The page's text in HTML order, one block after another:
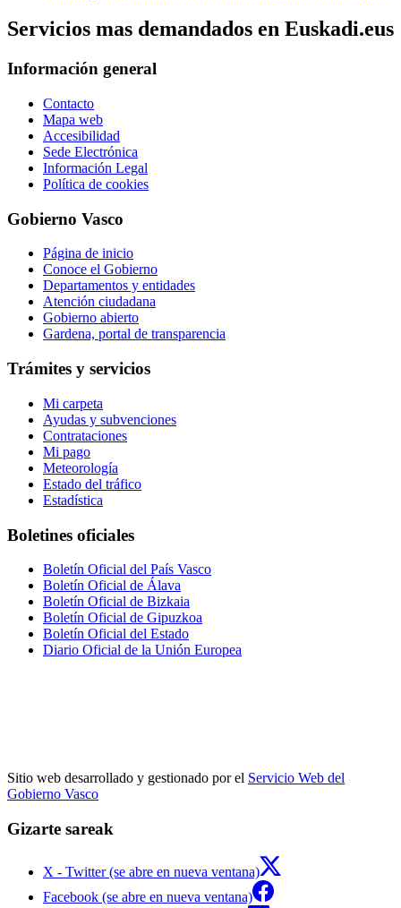
Servicios mas demandados en Euskadi.eus
Información general
Contacto
Mapa web
Accesibilidad
Sede Electrónica
Información Legal
Política de cookies
Gobierno Vasco
Página de inicio
Conoce el Gobierno
Departamentos y entidades
Atención ciudadana
Gobierno abierto
Gardena, portal de transparencia
Trámites y servicios
Mi carpeta
Ayudas y subvenciones
Contrataciones
Mi pago
Meteorología
Estado del tráfico
Estadística
Boletines oficiales
Boletín Oficial del País Vasco
Boletín Oficial de Álava
Boletín Oficial de Bizkaia
Boletín Oficial de Gipuzkoa
Boletín Oficial del Estado
Diario Oficial de la Unión Europea
Sitio web desarrollado y gestionado por el Servicio Web del
Gobierno Vasco
Gizarte sareak
X - Twitter (se abre en nueva ventana)
Facebook (se abre en nueva ventana)